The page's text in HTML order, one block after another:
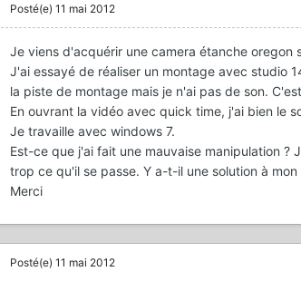
Posté(e) 11 mai 2012
Je viens d'acquérir une camera étanche
J'ai essayé de réaliser un montage avec studio
la piste de montage mais je n'ai pas de son.
En ouvrant la vidéo avec quick time, j'ai bien le
Je travaille avec windows 7.
Est-ce que j'ai fait une mauvaise manipulation
trop ce qu'il se passe. Y a-t-il une solution à mon
Merci
Posté(e) 11 mai 2012